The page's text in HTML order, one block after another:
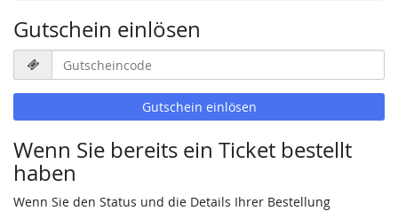
Gutschein einlösen
Gutscheincode
erforderlich
Gutschein einlösen
Wenn Sie bereits ein Ticket bestellt
haben
Wenn Sie den Status und die Details Ihrer Bestellung